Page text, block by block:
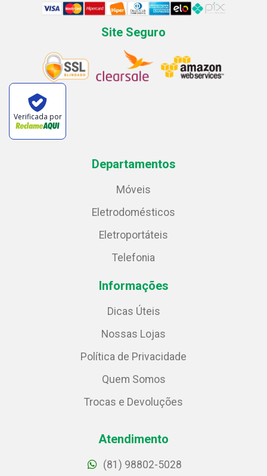
Site Seguro
Verificada por
Departamentos
Móveis
Eletrodomésticos
Eletroportáteis
Telefonia
Informações
Dicas Úteis
Nossas Lojas
Política de Privacidade
Quem Somos
Trocas e Devoluções
Atendimento
(81) 98802-5028